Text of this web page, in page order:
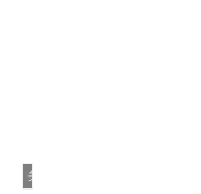
美術館・博物館